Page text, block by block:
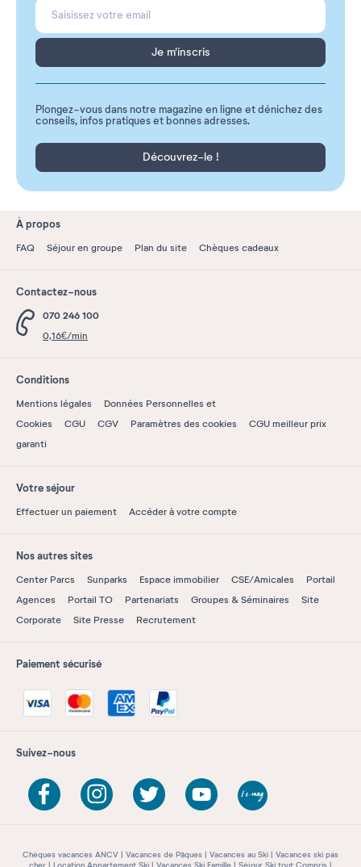
Je m'inscris
Plongez-vous dans notre magazine en ligne et dénichez des
conseils, infos pratiques et bonnes adresses.
Découvrez-le !
À propos
FAQ Séjour en groupe Plan du site Chèques cadeaux
Contactez-nous
070 246 100
0,16€/min
Conditions
Mentions légales
Données Personnelles et
Cookies
CGU CGV Paramètres des cookies
CGU meilleur prix
garanti
Votre séjour
Effectuer un paiement Accéder à votre compte
Nos autres sites
Center Parcs Sunparks Espace immobilier CSE/Amicales
Portail
Agences
Portail TO Partenariats Groupes & Séminaires
Site
Corporate
Site Presse Recrutement
Paiement sécurisé
Suivez-nous
Chèques vacances ANCV Vacances de Pâques Vacances au Ski
Vacances ski pas